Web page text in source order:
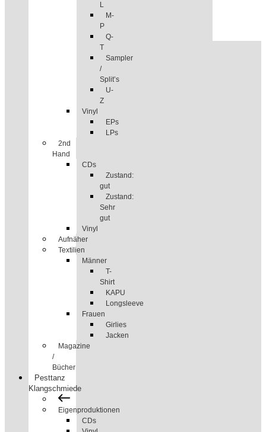
L
M-
P
Q-
T
Sampler
/
Split’s
U-
Z
Vinyl
EPs
LPs
2nd
Hand
CDs
Zustand:
gut
Zustand:
Sehr
gut
Vinyl
Aufnäher
Textilien
Männer
T-
Shirt
KAPU
Longsleeve
Frauen
Girlies
Jacken
Magazine
/
Bücher
Pesttanz
Klangschmiede
Eigenproduktionen
CDs